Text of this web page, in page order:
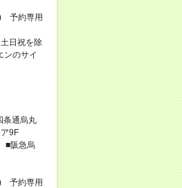
) 予約専用
日祝を除
ンのサイ
条通烏丸
9F
■阪急烏
) 予約専用